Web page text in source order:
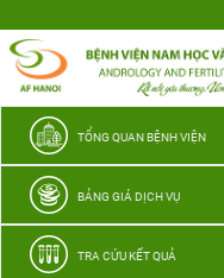
thương
TỔNG QUAN BỆNH VIỆN
BẢNG GIÁ DỊCH VỤ
TRA CỨU KẾT QUẢ